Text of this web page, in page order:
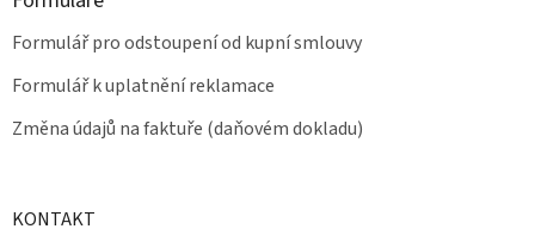
Formulář pro odstoupení od kupní smlouvy
Formulář k uplatnění reklamace
Změna údajů na faktuře (daňovém dokladu)
KONTAKT